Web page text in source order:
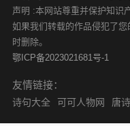
声明 :本网站尊重并保护知识
如果我们转载的作品侵犯了
时删除。
鄂ICP备2023021681号-1
友情链接：
诗句大全 可可人物网 唐